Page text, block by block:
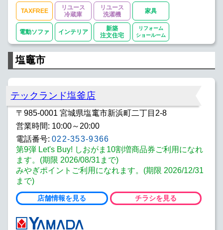
TAXFREE
リユース
冷蔵庫
リユース
洗濯機
家具
電動ソファ インテリア
新築
注文住宅
リフォーム
ショールーム
塩竈市
テックランド塩釜店
〒985-0001 宮城県塩竃市新浜町二丁目2-8
営業時間: 10:00～20:00
電話番号: 022-353-9366
第9弾 Let's Buy! しおがま10割増商品券ご利用になれ
ます。(期限 2026/08/31まで)
みやぎポイントご利用になれます。(期限 2026/12/31
まで)
店舗情報を見る チラシを見る